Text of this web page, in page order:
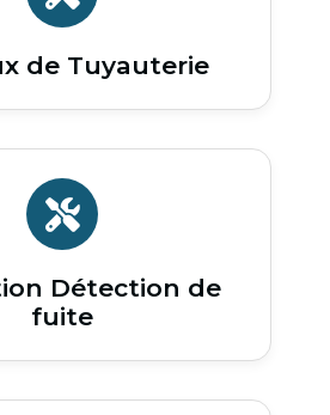
de Tuyauterie
Détection de
fuite